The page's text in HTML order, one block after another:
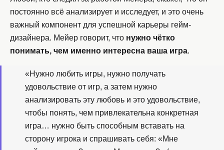
постоянно всё анализирует и исследует, и это очень
важный компонент для успешной карьеры гейм-
дизайнера. Мейер говорит, что нужно чётко
понимать, чем именно интересна ваша игра.
«Нужно любить игры, нужно получать
удовольствие от игр, а затем нужно
анализировать эту любовь и это удовольствие,
чтобы понять, чем привлекательна конкретная
игра… нужно быть способным вставать на
сторону игрока и спрашивать себя: «Мне